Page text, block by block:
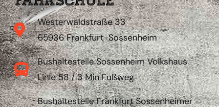
Westerwaldstraße 33
65936 Frankfurt-Sossenheim
Bushaltestelle Sossenheim Volkshaus
Linie 58 / 3 Min Fußweg
Bushaltestelle Frankfurt Sossenheimer